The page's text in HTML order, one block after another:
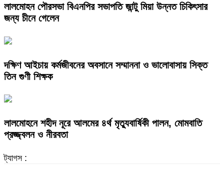
লালমোহন পৌরসভা বিএনপির সভাপতি জান্টু মিয়া উন্নত চিকিৎসার
জন্য চীনে গেলেন
দক্ষিণ আইচায় কর্মজীবনের অবসানে সম্মাননা ও ভালোবাসায় সিক্ত
তিন গুণী শিক্ষক
লালমোহনে শহীদ নূরে আলমের ৪র্থ মৃত্যুবার্ষিকী পালন, মোমবাতি
প্রজ্জ্বলন ও নীরবতা
ট্যাগস :